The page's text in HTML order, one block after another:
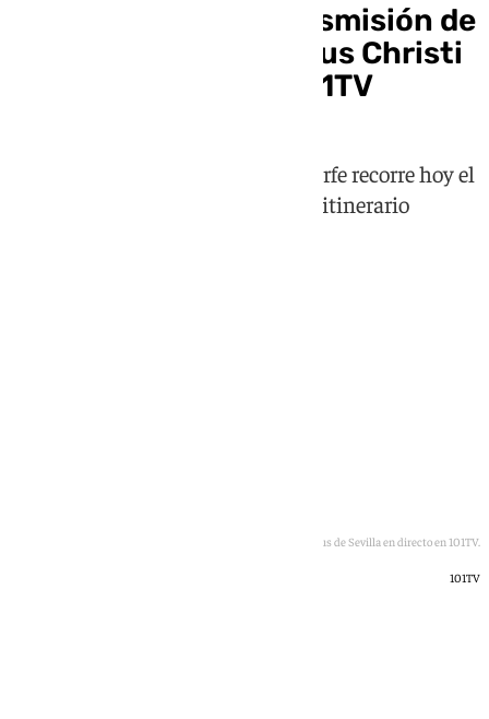
Vuelve a ver la retransmisión de
la procesión del Corpus Christi
de Sevilla 2026 en 101TV
La Sagrada Custodia de Juan de Arfe recorre hoy el
centro histórico de Sevilla con un itinerario
Sigue el Corpus de Sevilla en directo en 101TV.
101TV